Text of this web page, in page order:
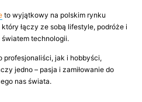
to wyjątkowy na polskim rynku
który łączy ze sobą lifestyle, podróże i
technologii.
profesjonaliści, jak i hobbyści,
jedno – pasja i zamiłowanie do
nas świata.